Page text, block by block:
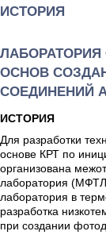
ИСТОРИЯ
ЛАБОРАТОРИЯ
ОСНОВ
СОЕДИНЕНИЙ
ИСТОРИЯ
Для разработки
основе КРТ по
организована
лаборатория
лаборатория в
разработка
при создании